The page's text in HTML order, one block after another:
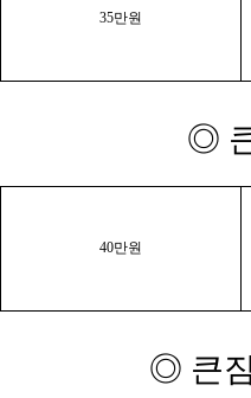
35만원
◎
40만원
◎ 큰